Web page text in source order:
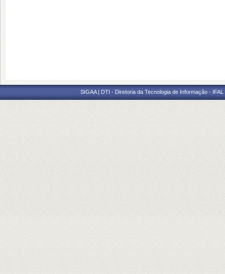
SIGAA | DTI - Diretoria da Tecnologia de Informação -